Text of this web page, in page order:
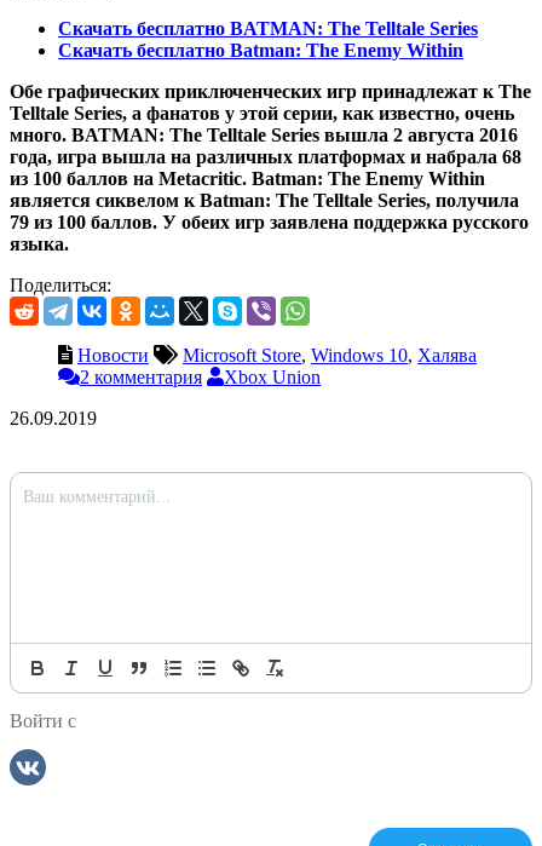
Скачать бесплатно BATMAN: The Telltale Series
Скачать бесплатно Batman: The Enemy Within
Обе графических приключенческих игр принадлежат к The
Telltale Series, а фанатов у этой серии, как известно, очень
много. BATMAN: The Telltale Series вышла 2 августа 2016
года, игра вышла на различных платформах и набрала 68
из 100 баллов на Metacritic. Batman: The Enemy Within
является сиквелом к Batman: The Telltale Series, получила
79 из 100 баллов. У обеих игр заявлена поддержка русского
языка.
Поделиться:
Новости Microsoft Store, Windows 10, Халява
2 комментария
Xbox Union
26.09.2019
Войти с